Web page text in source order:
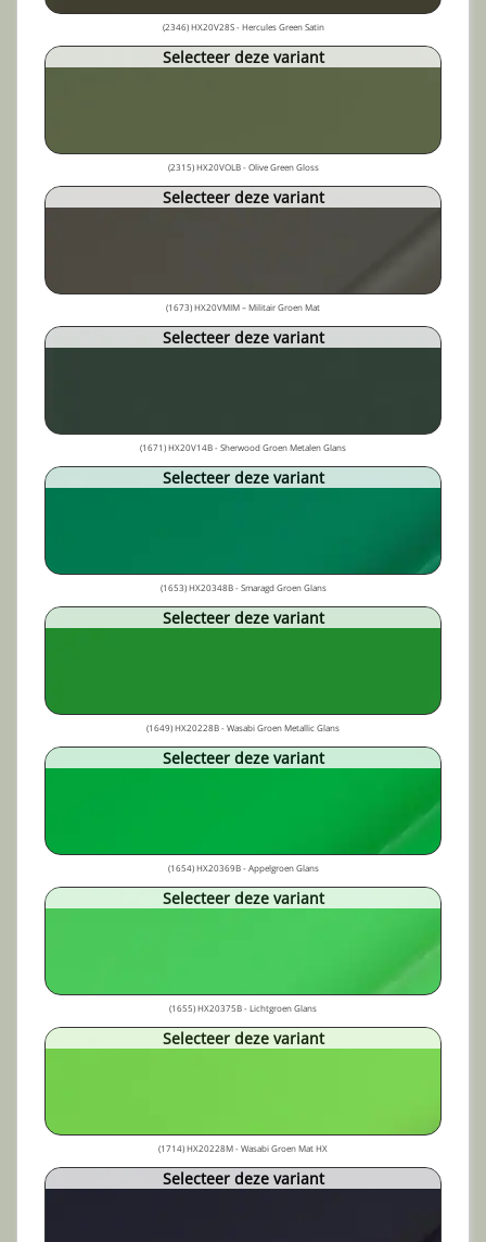
(2346) HX20V28S - Hercules Green Satin
Selecteer deze variant
(2315) HX20VOLB - Olive Green Gloss
Selecteer deze variant
(1673) HX20VMIM – Militair Groen Mat
Selecteer deze variant
(1671) HX20V14B - Sherwood Groen Metalen Glans
Selecteer deze variant
(1653) HX20348B - Smaragd Groen Glans
Selecteer deze variant
(1649) HX20228B - Wasabi Groen Metallic Glans
Selecteer deze variant
(1654) HX20369B - Appelgroen Glans
Selecteer deze variant
(1655) HX20375B - Lichtgroen Glans
Selecteer deze variant
(1714) HX20228M - Wasabi Groen Mat HX
Selecteer deze variant